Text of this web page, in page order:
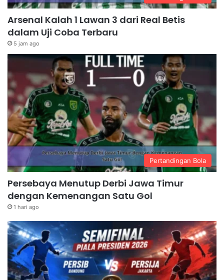
Arsenal Kalah 1 Lawan 3 dari Real Betis
dalam Uji Coba Terbaru
5 jam ago
Pertandingan Bola
Persebaya Menutup Derbi Jawa Timur
dengan Kemenangan Satu Gol
1 hari ago